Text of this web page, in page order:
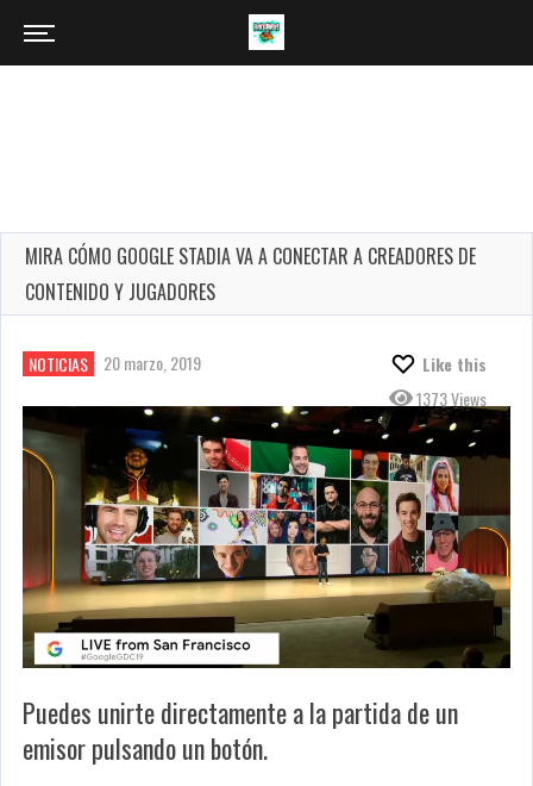
MIRA CÓMO GOOGLE STADIA VA A CONECTAR A CREADORES DE
CONTENIDO Y JUGADORES
NOTICIAS 20 marzo, 2019
Like this
1373 Views
Puedes unirte directamente a la partida de un
emisor pulsando un botón.